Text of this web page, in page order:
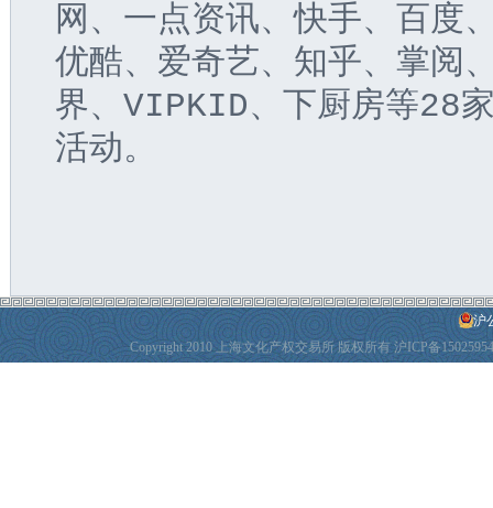
网、一点资讯、快手、百度
优酷、爱奇艺、知乎、掌阅
界、VIPKID、下厨房等28
活动。
沪
Copyright 2010 上海文化产权交易所 版权所有沪ICP备